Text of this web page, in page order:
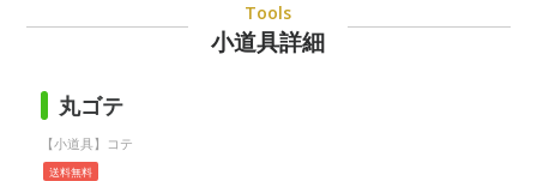
Tools
小道具詳細
丸ゴテ
【小道具】コテ
送料無料